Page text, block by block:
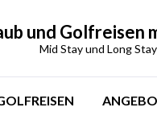
und Golfreisen
Mid Stay und Long